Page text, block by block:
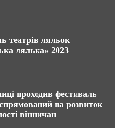
театрів ляльок
лялька» 2023
проходив фестиваль
на розвиток
вінничан